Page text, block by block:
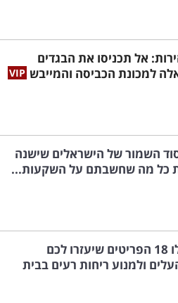
אל תכניסו את הבגדים
למכונת הכביסה והמייבש
השמור של הישראלים שישנה
כל מה שחשבתם על השקעות...
אלו 18 הפריטים שיעזרו לכם
ולמנוע ריחות רעים בבית